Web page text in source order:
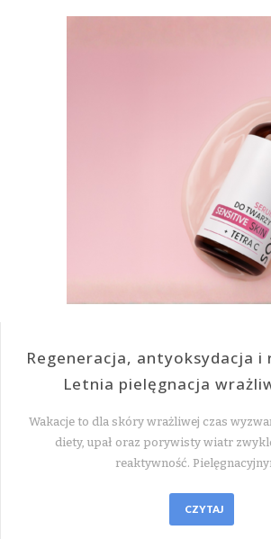
Regeneracja, antyoksydacja
Letnia pielęgnacja
Wakacje to dla skóry wrażliwej czas
diety, upał oraz porywisty wiatr
reaktywność.
CZYTAJ